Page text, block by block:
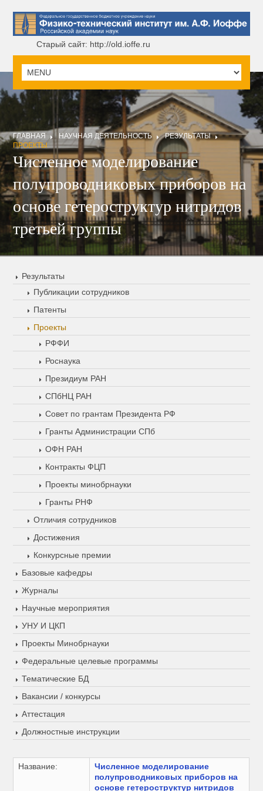
Старый сайт: http://old.ioffe.ru
ГЛАВНАЯ НАУЧНАЯ ДЕЯТЕЛЬНОСТЬ
РЕЗУЛЬТАТЫ
ПРОЕКТЫ
Численное моделирование
полупроводниковых приборов на
основе гетероструктур нитридов
третьей группы
Результаты
Публикации сотрудников
Патенты
Проекты
РФФИ
Роснаука
Президиум РАН
СПбНЦ РАН
Совет по грантам Президента РФ
Гранты Администрации СПб
ОФН РАН
Контракты ФЦП
Проекты минобрнауки
Гранты РНФ
Отличия сотрудников
Достижения
Конкурсные премии
Базовые кафедры
Журналы
Научные мероприятия
УНУ И ЦКП
Проекты Минобрнауки
Федеральные целевые программы
Тематические БД
Вакансии / конкурсы
Аттестация
Должностные инструкции
Название:
Численное моделирование
полупроводниковых приборов на
основе гетероструктур нитридов